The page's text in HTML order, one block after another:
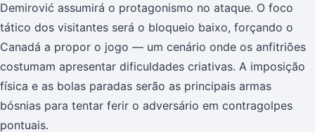
Demirović assumirá o protagonismo no ataque. O foco
tático dos visitantes será o bloqueio baixo, forçando o
Canadá a propor o jogo — um cenário onde os anfitriões
costumam apresentar dificuldades criativas. A imposição
física e as bolas paradas serão as principais armas
bósnias para tentar ferir o adversário em contragolpes
pontuais.